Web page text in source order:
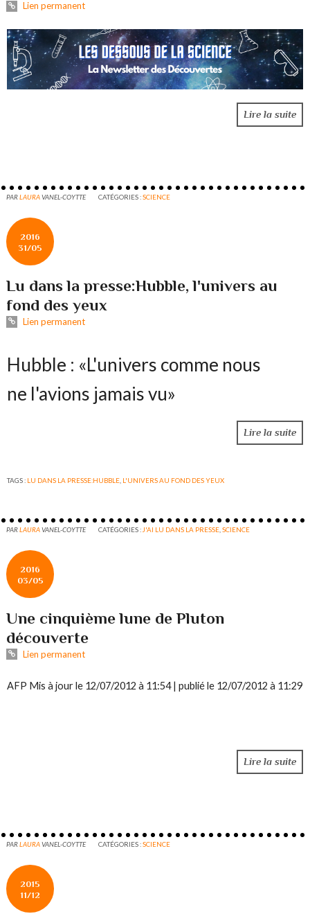
Lien permanent
Lire la suite
PARLAURAVANEL-COYTTE CATÉGORIES :SCIENCE
2016
31/05
Lu dans la presse:Hubble, l'univers au
fond des yeux
Lien permanent
Hubble : «L'univers comme nous
ne l'avions jamais vu»
Lire la suite
TAGS : LU DANS LA PRESSE:HUBBLE L'UNIVERS AU FOND DES YEUX
PARLAURAVANEL-COYTTE CATÉGORIES : J'AI LU DANS LA PRESSE ,SCIENCE
2016
03/05
Une cinquième lune de Pluton
découverte
Lien permanent
AFP Mis à jour le 12/07/2012 à 11:54 | publié le 12/07/2012 à 11:29
Lire la suite
PARLAURAVANEL-COYTTE CATÉGORIES :SCIENCE
2015
11/12